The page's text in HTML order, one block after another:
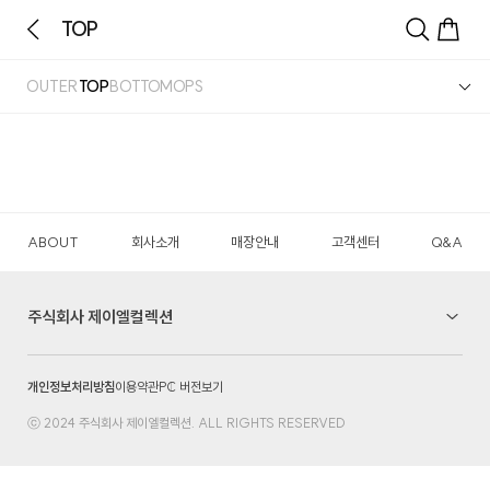
TOP
OUTERTOPBOTTOMOPS
ABOUT 회사소개 매장안내 고객센터 Q&A
주식회사 제이엘컬렉션
개인정보처리방침이용약관PC 버전보기
ⓒ 2024 주식회사 제이엘컬렉션. ALL RIGHTS RESERVED